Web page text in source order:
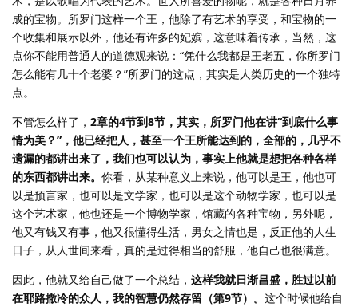
成的宝物。所罗门这样一个王，他除了有艺术的享受，和宝物的一
个收集和展示以外，他还有许多的妃嫔，这意味着传承，当然，这
点你不能用普通人的道德观来说：“凭什么我都是王老五，你所罗门
怎么能有几十个老婆？”所罗门的这点，其实是人类历史的一个独特
点。
不管怎么样了， 2章的4节到8节，其实，所罗门他在讲“到底什么事
情为美？”，他已经把人，甚至一个王所能达到的，全部的，几乎不
遗漏的都讲出来了，我们也可以认为，事实上他就是想把各种各样
的东西都讲出来。 你看，从某种意义上来说，他可以是王，他也可
以是预言家，也可以是文学家，也可以是这个动物学家，也可以是
这个艺术家，他也还是一个博物学家，馆藏的各种宝物，另外呢，
他又有钱又有事，他又很懂得生活，男女之情也是，反正他的人生
日子，从人世间来看，真的是过得相当的舒服，他自己也很满意。
因此，他就又给自己做了一个总结， 这样我就日渐昌盛，胜过以前
在耶路撒冷的众人，我的智慧仍然存留（第9节）。 这个时候他给自